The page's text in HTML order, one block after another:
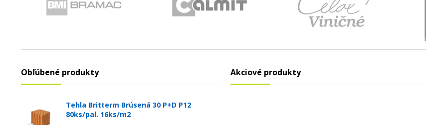
Obľúbené produkty
Tehla Britterm Brúsená 30 P+D P12
80ks/pal. 16ks/m2
Akciové produkty